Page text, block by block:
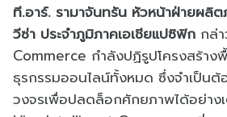
ที.อาร์. รามาจันทรัน หัวหน้าฝ่ายผลิ
วีซ่า ประจำภูมิภาคเอเชียแปซิฟิก กล่
Commerce กำลังปฏิรูปโครงสร้าง
ธุรกรรมออนไลน์ทั้งหมด ซึ่งจำเป็นต้
วงจรเพื่อปลดล็อกศักยภาพได้อย่าง